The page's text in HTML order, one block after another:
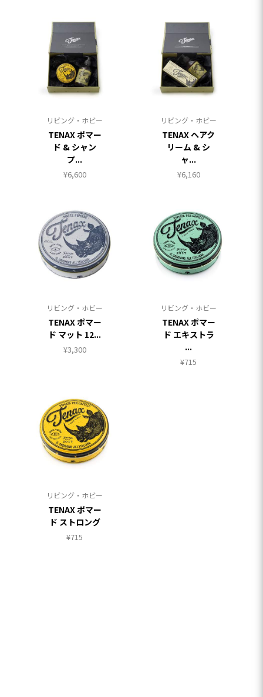
リビング・ホビー
TENAX ポマー
ド & シャン
プ...
¥6,600
リビング・ホビー
TENAX ヘアク
リーム & シ
ャ...
¥6,160
リビング・ホビー
TENAX ポマー
ド マット 12...
¥3,300
リビング・ホビー
TENAX ポマー
ド エキストラ
...
¥715
リビング・ホビー
TENAX ポマー
ド ストロング
¥715